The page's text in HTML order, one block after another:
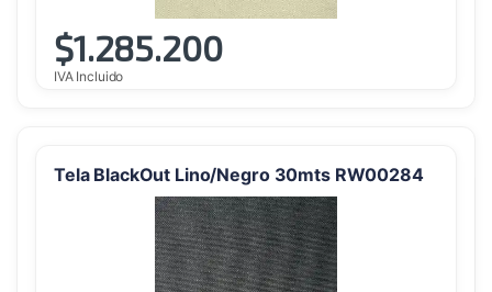
$1.285.200
IVA Incluido
Tela BlackOut Lino/Negro 30mts RW00284